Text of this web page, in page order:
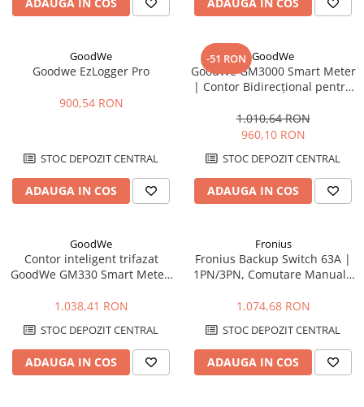
GoodWe
Goodwe EzLogger Pro
900,54 RON
STOC DEPOZIT CENTRAL
ADAUGA IN COS
-51 RON GoodWe
GoodWe GM3000 Smart Meter
| Contor Bidirecțional pentru
80A
1.010,64 RON
960,10 RON
STOC DEPOZIT CENTRAL
ADAUGA IN COS
GoodWe
Contor inteligent trifazat
GoodWe GM330 Smart Meter,
1.038,41 RON
STOC DEPOZIT CENTRAL
ADAUGA IN COS
Fronius
Fronius Backup Switch 63A |
1PN/3PN, Comutare Manuală
1.074,68 RON
STOC DEPOZIT CENTRAL
ADAUGA IN COS